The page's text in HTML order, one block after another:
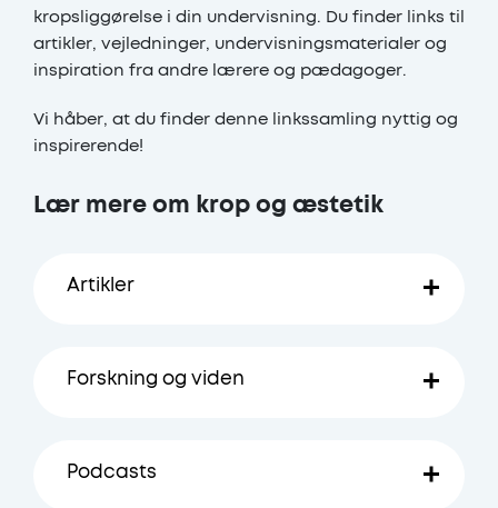
kropsliggørelse i din undervisning. Du finder links til
artikler, vejledninger, undervisningsmaterialer og
inspiration fra andre lærere og pædagoger.
Vi håber, at du finder denne linkssamling nyttig og
inspirerende!
Lær mere om krop og æstetik
Artikler
Krogh . Side 97: Billeder og
Mie Buhl. Side 119:
Forskning og viden
Playful Learning er der flere indgange
Podcasts